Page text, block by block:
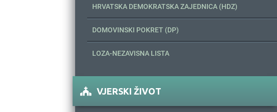
HRVATSKA DEMOKRATSKA ZAJEDNICA (HDZ)
DOMOVINSKI POKRET (DP)
LOZA-NEZAVISNA LISTA
VJERSKI ŽIVOT